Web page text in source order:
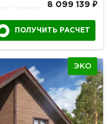
8 099 139 ₽
ПОЛУЧИТЬ РАСЧЕТ
ЭКО